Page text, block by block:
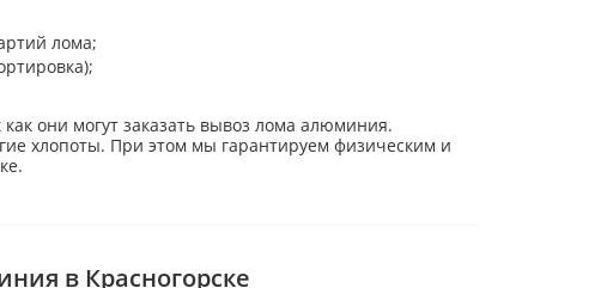
лома;
они могут заказать вывоз лома алюминия.
хлопоты. При этом мы гарантируем физическим и
в Красногорске